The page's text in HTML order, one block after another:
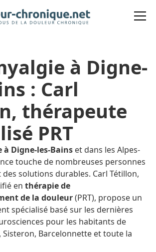
à Digne-
: Carl
thérapeute
PRT
Digne-les-Bains et dans les Alpes-
touche de nombreuses personnes
solutions durables. Carl Tétillon,
en thérapie de
de la douleur(PRT), propose un
spécialisé basé sur les dernières
pour les habitants de
Sisteron, Barcelonnette et toute la